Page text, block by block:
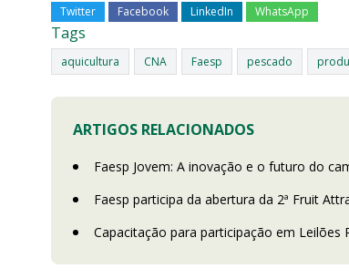
Twitter Facebook LinkedIn WhatsApp
Tags
aquicultura CNA Faesp pescado
ARTIGOS RELACIONADOS
Faesp Jovem: A inovação e o futuro do
Faesp participa da abertura da 2ª Fruit
Capacitação para participação em Leilões